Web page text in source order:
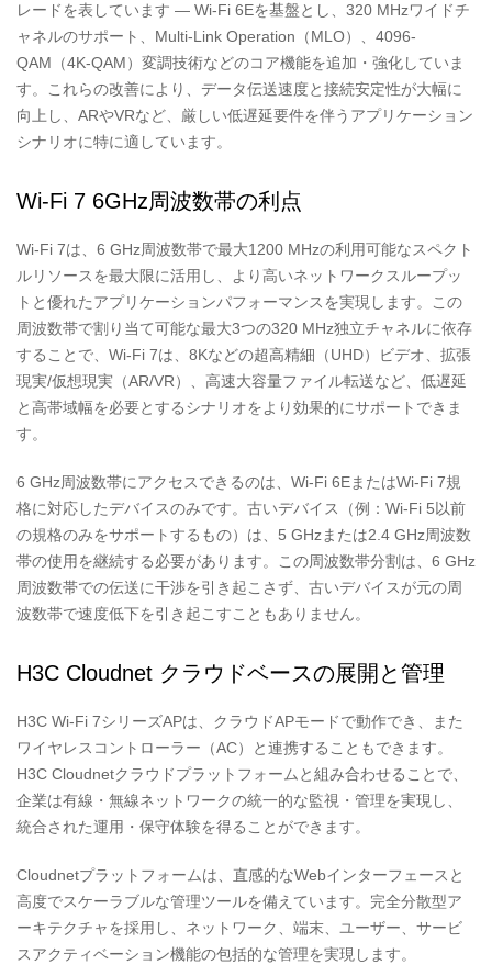
レードを表しています — Wi-Fi 6Eを基盤とし、320 MHzワイドチ
ャネルのサポート、Multi-Link Operation（MLO）、4096-
QAM（4K-QAM）変調技術などのコア機能を追加・強化していま
す。これらの改善により、データ伝送速度と接続安定性が大幅に
向上し、ARやVRなど、厳しい低遅延要件を伴うアプリケーション
シナリオに特に適しています。
Wi-Fi 7 6GHz周波数帯の利点
Wi-Fi 7は、6 GHz周波数帯で最大1200 MHzの利用可能なスペクト
ルリソースを最大限に活用し、より高いネットワークスループッ
トと優れたアプリケーションパフォーマンスを実現します。この
周波数帯で割り当て可能な最大3つの320 MHz独立チャネルに依存
することで、Wi-Fi 7は、8Kなどの超高精細（UHD）ビデオ、拡張
現実/仮想現実（AR/VR）、高速大容量ファイル転送など、低遅延
と高帯域幅を必要とするシナリオをより効果的にサポートできま
す。
6 GHz周波数帯にアクセスできるのは、Wi-Fi 6EまたはWi-Fi 7規
格に対応したデバイスのみです。古いデバイス（例：Wi-Fi 5以前
の規格のみをサポートするもの）は、5 GHzまたは2.4 GHz周波数
帯の使用を継続する必要があります。この周波数帯分割は、6 GHz
周波数帯での伝送に干渉を引き起こさず、古いデバイスが元の周
波数帯で速度低下を引き起こすこともありません。
H3C Cloudnet クラウドベースの展開と管理
H3C Wi-Fi 7シリーズAPは、クラウドAPモードで動作でき、また
ワイヤレスコントローラー（AC）と連携することもできます。
H3C Cloudnetクラウドプラットフォームと組み合わせることで、
企業は有線・無線ネットワークの統一的な監視・管理を実現し、
統合された運用・保守体験を得ることができます。
Cloudnetプラットフォームは、直感的なWebインターフェースと
高度でスケーラブルな管理ツールを備えています。完全分散型ア
ーキテクチャを採用し、ネットワーク、端末、ユーザー、サービ
スアクティベーション機能の包括的な管理を実現します。